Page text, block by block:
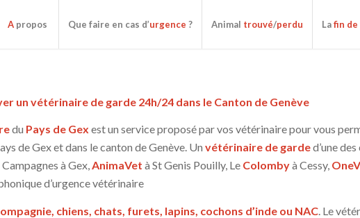
A propos Que faire en cas d’urgence ? Animal trouvé/perdu Lafin de
un vétérinaire de garde 24h/24 dans le Canton de Genève
du Pays de Gex est un service proposé par vos vétérinaire pour vous
de Gex et dans le canton de Genève. Unvétérinaire de garded’une
à Gex,AnimaVet à St Genis Pouilly, Le Colombyà Cessy,
d’urgence vétérinaire
chiens, chats, furets, lapins, cochons d’inde ou NAC . Le